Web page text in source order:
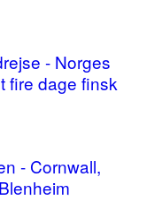
- Norges
fire dage finsk
- Cornwall,